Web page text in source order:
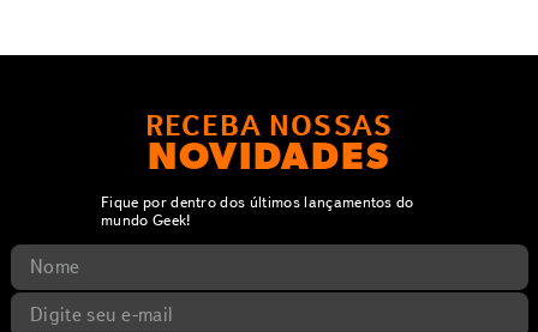
RECEBA NOSSAS
NOVIDADES
Fique por dentro dos últimos lançamentos do
mundo Geek!